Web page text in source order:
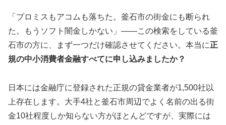
「プロミスもアコムも落ちた。釜石市の街金にも断られ
た。もうソフト闇金しかない」——この検索をしている釜
石市の方に、まず一つだけ確認させてください。本当に正
規の中小消費者金融すべてに申し込みましたか？
日本には金融庁に登録された正規の貸金業者が1,500社以
上存在します。大手4社と釜石市周辺でよく名前の出る街
金10社程度しか知らない方がほとんどですが、実際には